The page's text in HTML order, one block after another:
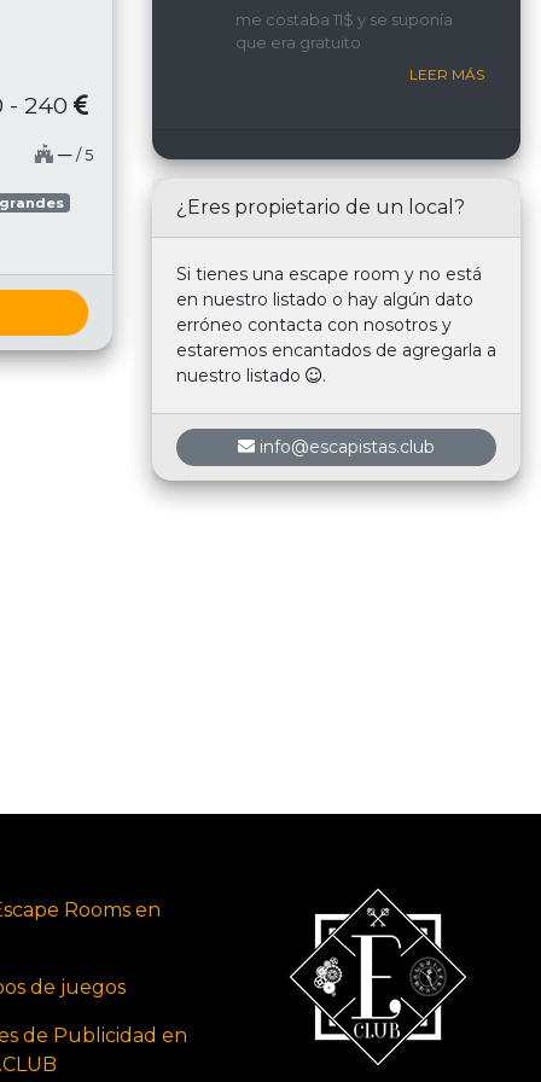
- 240
─ / 5
interacción constante con
nosotros.
me costaba 11$ y se suponía
que era gratuito
LEER MÁS
¿Eres propietario de un local?
Si tienes una escape room y no está
en nuestro listado o hay algún dato
erróneo contacta con nosotros y
estaremos encantados de agregarla a
nuestro listado
.
info@escapistas.club
Rooms en
de juegos
de Publicidad en